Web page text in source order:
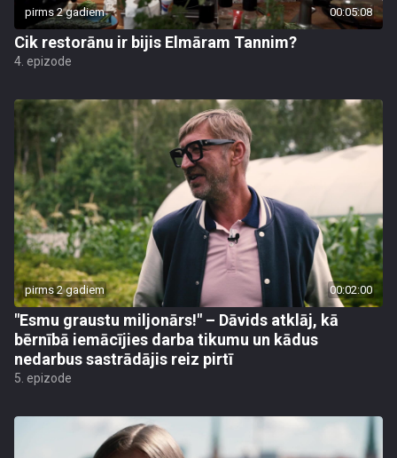
pirms 2 gadiem 00:05:08
Cik restorānu ir bijis Elmāram Tannim?
4. epizode
pirms 2 gadiem 00:02:00
"Esmu graustu miljonārs!" – Dāvids atklāj, kā
bērnībā iemācījies darba tikumu un kādus
nedarbus sastrādājis reiz pirtī
5. epizode